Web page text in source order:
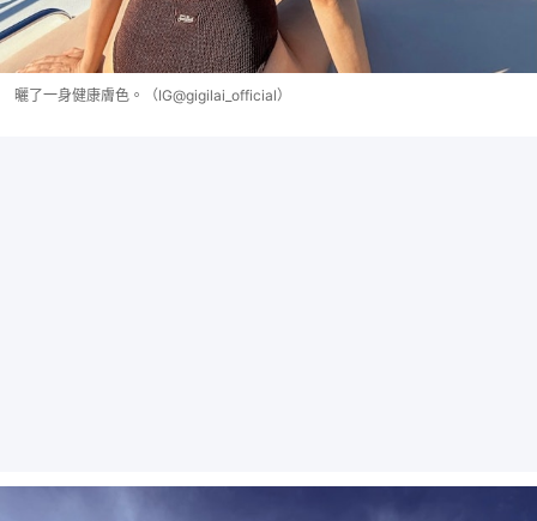
曬了一身健康膚色。（IG@gigilai_official）